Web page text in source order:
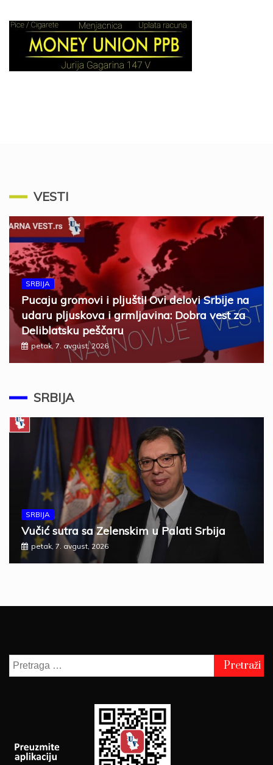
VESTI
SRBIJA
Pucaju gromovi i pljušti! Ovi delovi Srbije na
udaru pljuskova i grmljavina: Dobra vest za
Deliblatsku peščaru
petak, 7. avgust, 2026
SRBIJA
SRBIJA
Vučić sutra sa Zelenskim u Palati Srbija
petak, 7. avgust, 2026
Pretraga
za: